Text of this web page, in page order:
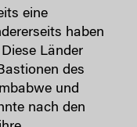
eine
haben
Länder
des
und
nach den